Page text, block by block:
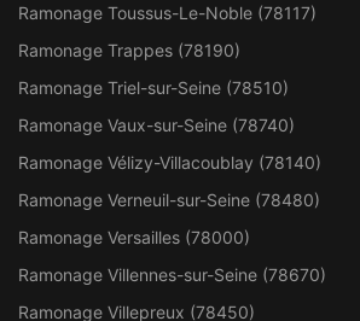
Ramonage Toussus-Le-Noble (78117)
Ramonage Trappes (78190)
Ramonage Triel-sur-Seine (78510)
Ramonage Vaux-sur-Seine (78740)
Ramonage Vélizy-Villacoublay (78140)
Ramonage Verneuil-sur-Seine (78480)
Ramonage Versailles (78000)
Ramonage Villennes-sur-Seine (78670)
Ramonage Villepreux (78450)